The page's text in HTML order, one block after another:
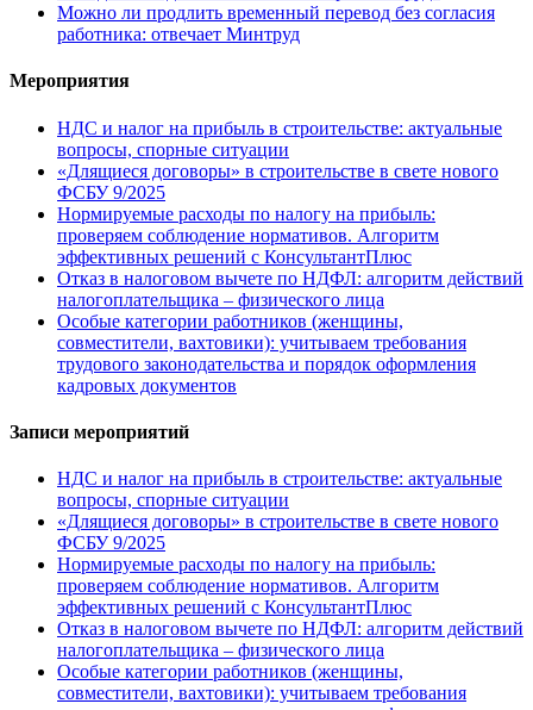
Можно ли продлить временный перевод без согласия
работника: отвечает Минтруд
Мероприятия
НДС и налог на прибыль в строительстве: актуальные
вопросы, спорные ситуации
«Длящиеся договоры» в строительстве в свете нового
ФСБУ 9/2025
Нормируемые расходы по налогу на прибыль:
проверяем соблюдение нормативов. Алгоритм
эффективных решений с КонсультантПлюс
Отказ в налоговом вычете по НДФЛ: алгоритм действий
налогоплательщика – физического лица
Особые категории работников (женщины,
совместители, вахтовики): учитываем требования
трудового законодательства и порядок оформления
кадровых документов
Записи мероприятий
НДС и налог на прибыль в строительстве: актуальные
вопросы, спорные ситуации
«Длящиеся договоры» в строительстве в свете нового
ФСБУ 9/2025
Нормируемые расходы по налогу на прибыль:
проверяем соблюдение нормативов. Алгоритм
эффективных решений с КонсультантПлюс
Отказ в налоговом вычете по НДФЛ: алгоритм действий
налогоплательщика – физического лица
Особые категории работников (женщины,
совместители, вахтовики): учитываем требования